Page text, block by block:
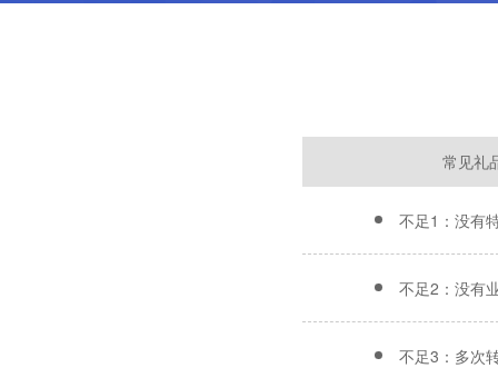
常见礼
不足1：没有
不足2：没有
不足3：多次